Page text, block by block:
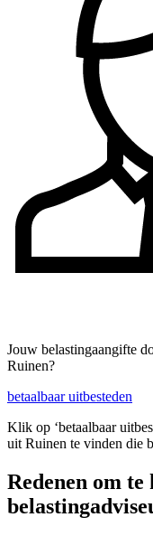
Jouw belastingaangifte
Ruinen?
betaalbaar uitbesteden
Klik op ‘betaalbaar
uit Ruinen te vinden die
Redenen om te